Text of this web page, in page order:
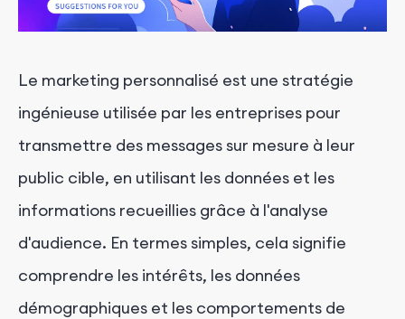
Le marketing personnalisé est une stratégie
ingénieuse utilisée par les entreprises pour
transmettre des messages sur mesure à leur
public cible, en utilisant les données et les
informations recueillies grâce à l'analyse
d'audience. En termes simples, cela signifie
comprendre les intérêts, les données
démographiques et les comportements de